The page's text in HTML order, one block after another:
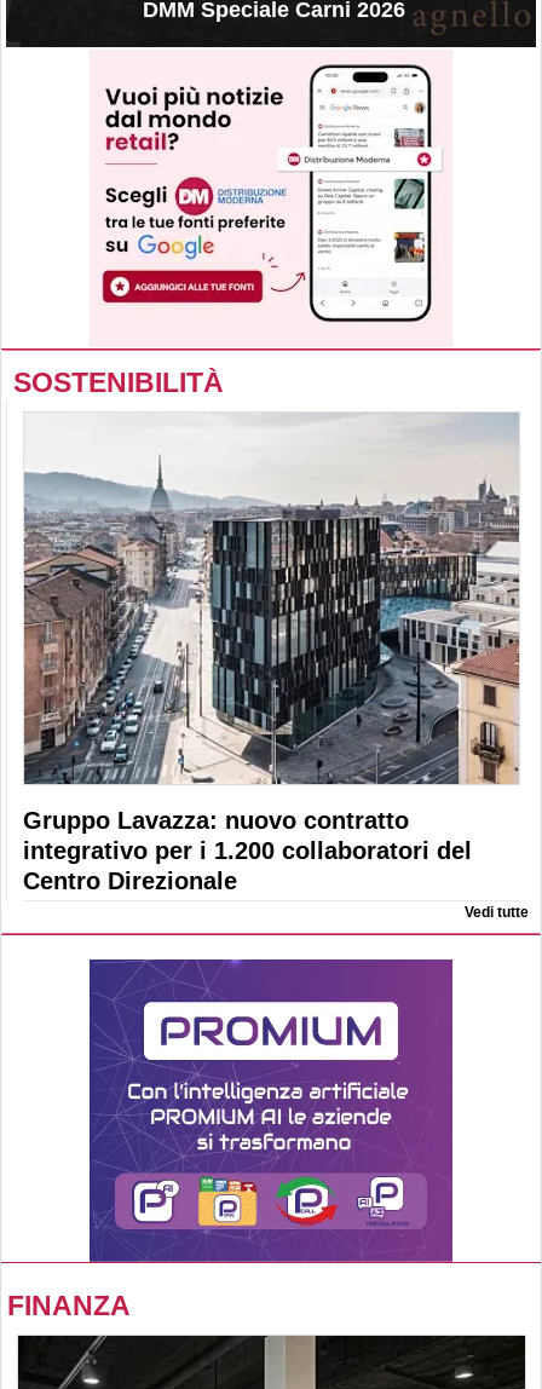
DMM Speciale Carni 2026
SOSTENIBILITÀ
Gruppo Lavazza: nuovo contratto
integrativo per i 1.200 collaboratori del
Centro Direzionale
Vedi tutte
FINANZA